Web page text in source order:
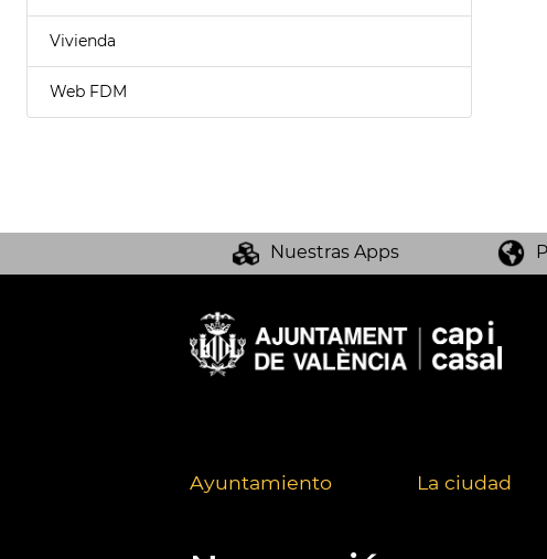
Vivienda
Web FDM
Nuestras Apps
Ayuntamiento La ciudad